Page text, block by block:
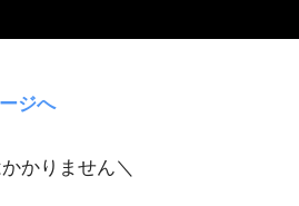
ジへ
かりません＼